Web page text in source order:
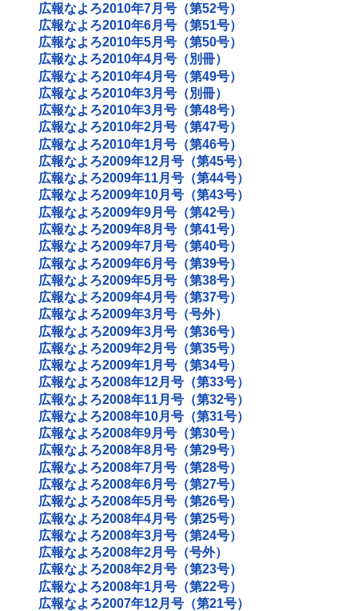
広報なよろ2010年7月号（第52号）
広報なよろ2010年6月号（第51号）
広報なよろ2010年5月号（第50号）
広報なよろ2010年4月号（別冊）
広報なよろ2010年4月号（第49号）
広報なよろ2010年3月号（別冊）
広報なよろ2010年3月号（第48号）
広報なよろ2010年2月号（第47号）
広報なよろ2010年1月号（第46号）
広報なよろ2009年12月号（第45号）
広報なよろ2009年11月号（第44号）
広報なよろ2009年10月号（第43号）
広報なよろ2009年9月号（第42号）
広報なよろ2009年8月号（第41号）
広報なよろ2009年7月号（第40号）
広報なよろ2009年6月号（第39号）
広報なよろ2009年5月号（第38号）
広報なよろ2009年4月号（第37号）
広報なよろ2009年3月号（号外）
広報なよろ2009年3月号（第36号）
広報なよろ2009年2月号（第35号）
広報なよろ2009年1月号（第34号）
広報なよろ2008年12月号（第33号）
広報なよろ2008年11月号（第32号）
広報なよろ2008年10月号（第31号）
広報なよろ2008年9月号（第30号）
広報なよろ2008年8月号（第29号）
広報なよろ2008年7月号（第28号）
広報なよろ2008年6月号（第27号）
広報なよろ2008年5月号（第26号）
広報なよろ2008年4月号（第25号）
広報なよろ2008年3月号（第24号）
広報なよろ2008年2月号（号外）
広報なよろ2008年2月号（第23号）
広報なよろ2008年1月号（第22号）
広報なよろ2007年12月号（第21号）